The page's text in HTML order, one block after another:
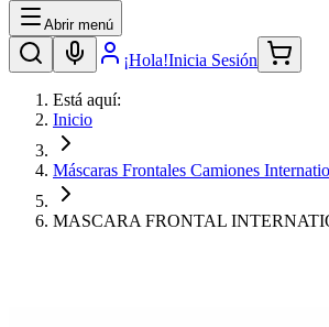
Abrir menú
¡Hola!Inicia Sesión
Está aquí:
Inicio
Máscaras Frontales Camiones
MASCARA FRONTAL